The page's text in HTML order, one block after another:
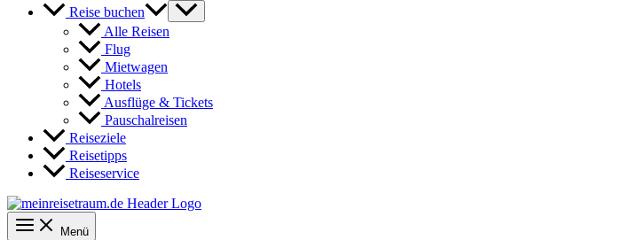
Reise buchen
Alle Reisen
Flug
Mietwagen
Hotels
Ausflüge & Tickets
Pauschalreisen
Reiseziele
Reisetipps
Reiseservice
Menü